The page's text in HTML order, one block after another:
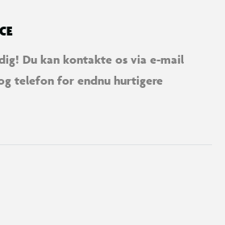
Du kan kontakte os via e-mail
telefon for endnu hurtigere